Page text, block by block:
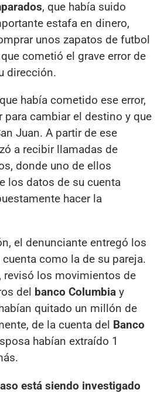
, que había suido
estafa en dinero,
unos zapatos de futbol
cometió el grave error de
dirección.
había cometido ese error,
para cambiar el destino y que
Juan. A partir de ese
a recibir llamadas de
donde uno de ellos
los datos de su cuenta
hacer la
el denunciante entregó los
como la de su pareja.
revisó los movimientos de
del banco Columbia y
quitado un millón de
de la cuenta del Banco
habían extraído 1
está siendo investigado